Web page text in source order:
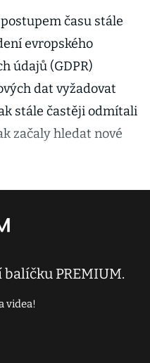
času stále
evropského
údajů (GDPR)
dat vyžadovat
stále častěji odmítali
začaly hledat nové
PREMIUM.
videa!